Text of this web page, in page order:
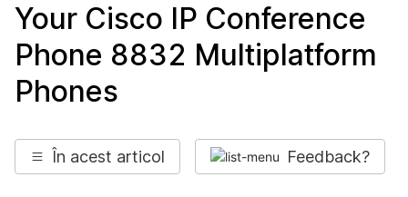
Your Cisco IP Conference
Phone 8832 Multiplatform
Phones
În acest articol Feedback?